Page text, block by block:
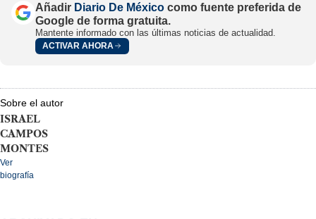
Añadir Diario De México como fuente preferida de
Google de forma gratuita.
Mantente informado con las últimas noticias de actualidad.
ACTIVAR AHORA
Sobre el autor
ISRAEL
CAMPOS
MONTES
Ver
biografía